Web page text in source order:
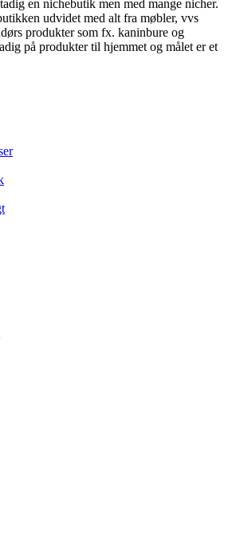
en nichebutik men med mange nicher.
udvidet med alt fra møbler, vvs
produkter som fx. kaninbure og
på produkter til hjemmet og målet er et